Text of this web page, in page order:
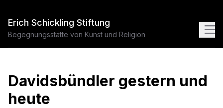
Erich Schickling Stiftung
Begegnungsstätte von Kunst und Religion
Davidsbündler gestern und
heute